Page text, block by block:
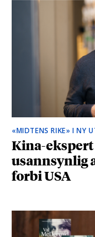
«MIDTENS RIKE» I NY
Kina-
usannsynlig
forbi USA